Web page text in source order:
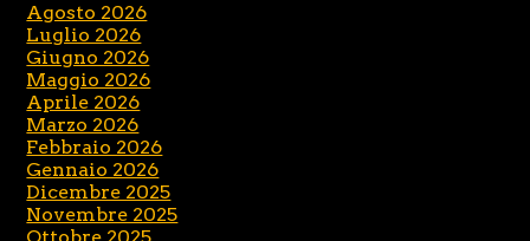
Agosto 2026
Luglio 2026
Giugno 2026
Maggio 2026
Aprile 2026
Marzo 2026
Febbraio 2026
Gennaio 2026
Dicembre 2025
Novembre 2025